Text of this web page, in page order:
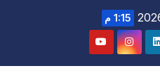
1:15 م